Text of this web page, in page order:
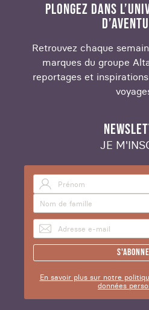
PLONGEZ DANS
Retrouvez chaque
marques du groupe
reportages et
JE
En savoir plus sur notre
données